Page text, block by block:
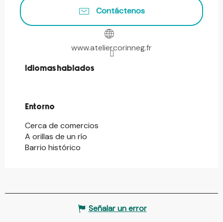
Contáctenos
www.ateliercorinneg.fr
Idiomas hablados
Idiomas hablados
Entorno
Entorno
Cerca de comercios
A orillas de un río
Barrio histórico
Señalar un error